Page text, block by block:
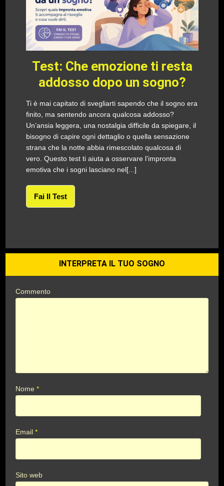
Test: Che emozione ti resta
addosso dopo un sogno?
Ti è mai capitato di svegliarti sapendo che il sogno era
finito, ma sentendo ancora qualcosa addosso?
Un’ansia leggera, una nostalgia difficile da spiegare, il
bisogno di capire ogni dettaglio o quella sensazione
strana che la notte abbia rimescolato qualcosa di
vero. Questo test ti aiuta a osservare l’impronta
emotiva che i sogni lasciano nel[...]
Fai Il Test
INTERPRETA IL TUO SOGNO
Commento
Nome*
Email*
Sito web